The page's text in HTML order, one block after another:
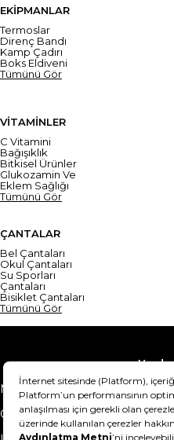
EKİPMANLAR
Termoslar
Direnç Bandı
Kamp Çadırı
Boks Eldiveni
Tümünü Gör
VİTAMİNLER
C Vitamini
Bağışıklık
Bitkisel Ürünler
Glukozamin Ve
Eklem Sağlığı
Tümünü Gör
ÇANTALAR
Bel Çantaları
Okul Çantaları
Su Sporları
Çantaları
Bisiklet Çantaları
Tümünü Gör
Mesafeli Satış Sözleşmesi
Gizlilik Sözleşmesi